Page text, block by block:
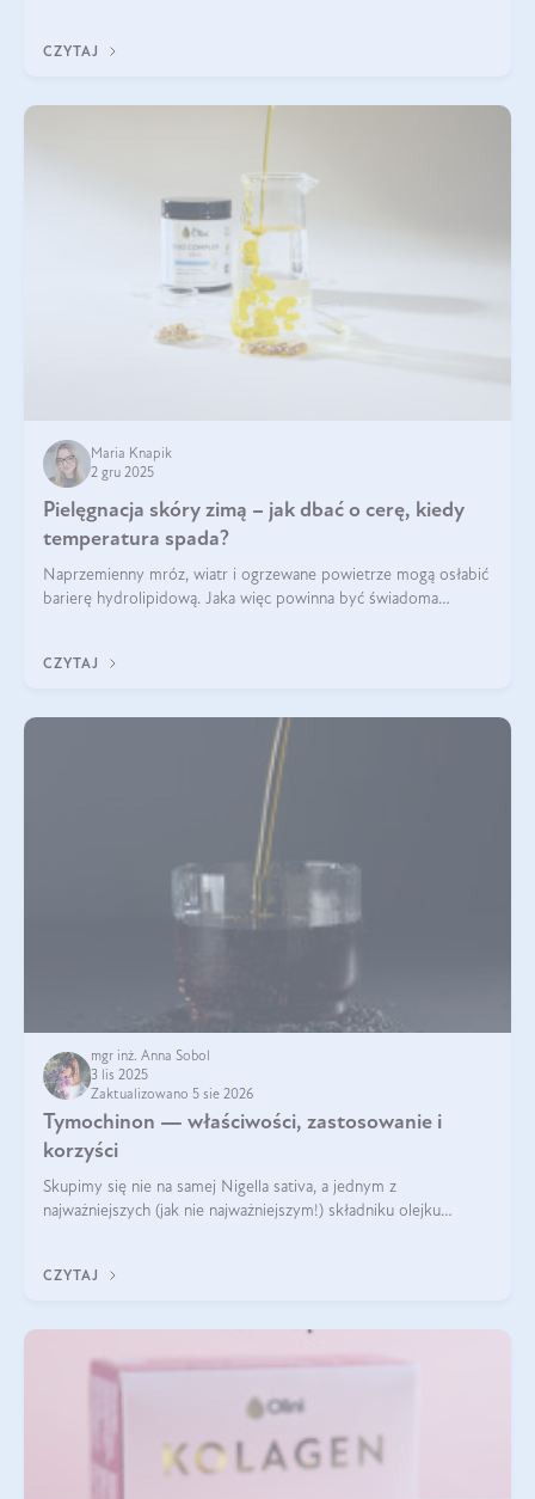
CZYTAJ
Maria Knapik
2 gru 2025
Pielęgnacja skóry zimą – jak dbać o cerę, kiedy
temperatura spada?
Naprzemienny mróz, wiatr i ogrzewane powietrze mogą osłabić
barierę hydrolipidową. Jaka więc powinna być świadoma
CZYTAJ
mgr inż. Anna Sobol
3 lis 2025
Zaktualizowano 5 sie 2026
Tymochinon — właściwości, zastosowanie i
korzyści
Skupimy się nie na samej Nigella sativa, a jednym z
najważniejszych (jak nie najważniejszym!) składniku olejku
CZYTAJ